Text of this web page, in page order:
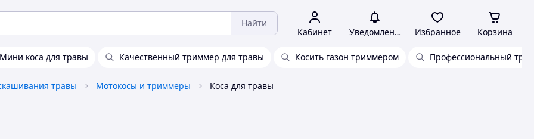
Найти
Кабинет Уведомления Избранное Корзина
Мини коса для травы Качественный триммер для травы Косить газон триммером Профессиональный
травы Мотокосы и триммеры Коса для травы